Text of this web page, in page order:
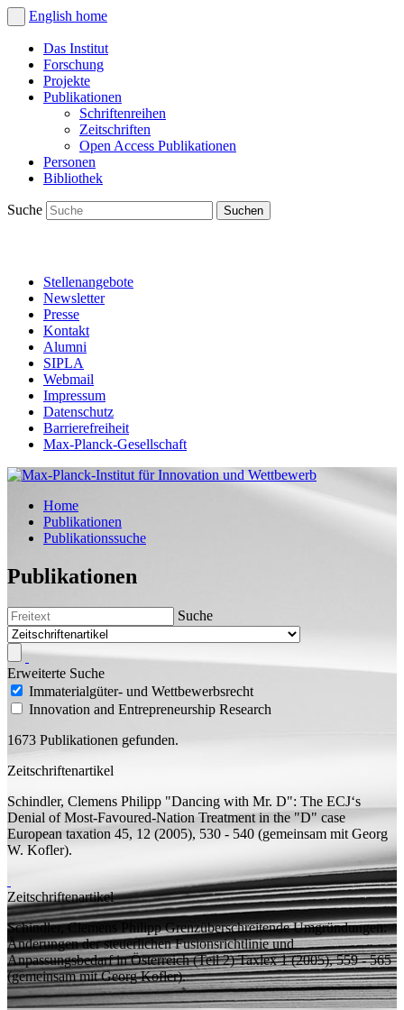
English home
Das Institut
Forschung
Projekte
Publikationen
Schriftenreihen
Zeitschriften
Open Access Publikationen
Personen
Bibliothek
Suche
Stellenangebote
Newsletter
Presse
Kontakt
Alumni
SIPLA
Webmail
Impressum
Datenschutz
Barrierefreiheit
Max-Planck-Gesellschaft
Home
Publikationen
Publikationssuche
Publikationen
Suche
Erweiterte Suche
Immaterialgüter- und Wettbewerbsrecht
Innovation and Entrepreneurship Research
1673 Publikationen gefunden.
Zeitschriftenartikel
Schindler, Clemens Philipp "Dancing with Mr. D": The ECJ‘s
Denial of Most-Favoured-Nation Treatment in the "D" case
European taxation 45, 12 (2005), 530 - 540 (gemeinsam mit Georg
W. Kofler).
Zeitschriftenartikel
Schindler, Clemens Philipp Grenzüberschreitende Umgründungen:
Änderungen der steuerlichen Fusionsrichtlinie und
Anpassungsbedarf in Österreich (Teil 2)Taxlex 1 (2005), 559 - 565
(gemeinsam mitGeorg Kofler).